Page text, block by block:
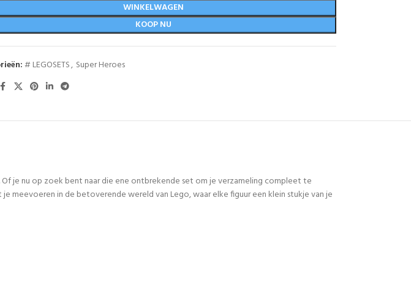
WINKELWAGEN
KOOP NU
# LEGOSETS, Super Heroes
je nu op zoek bent naar die ene ontbrekende set om je verzameling compleet te
meevoeren in de betoverende wereld van Lego, waar elke figuur een klein stukje van je